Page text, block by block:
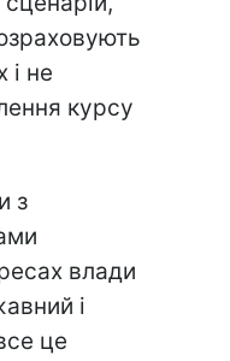
і не
курсу
з
влади
і
це